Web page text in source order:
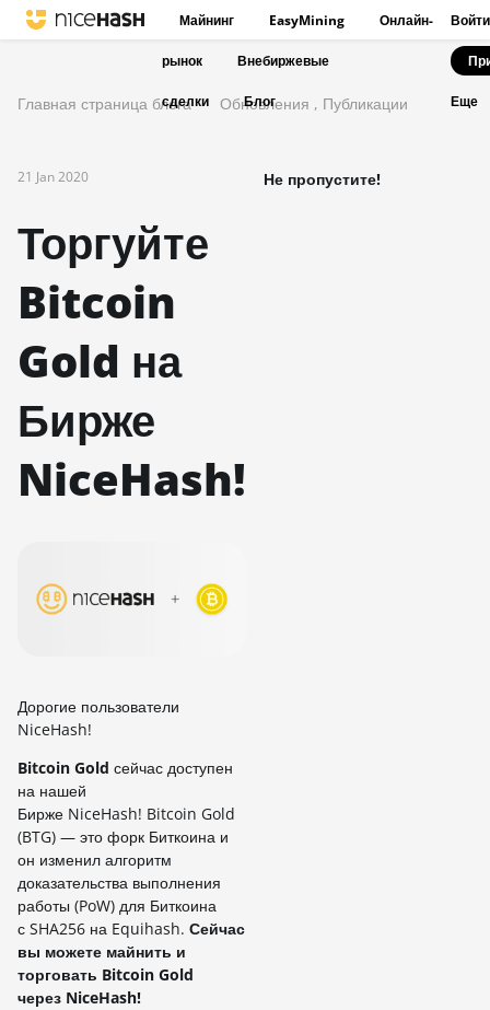
Майнинг EasyMining Онлайн-
рынок Внебиржевые
сделки Блог
Войти
Еще
Главная страница блога Обновления , Публикации
21 Jan 2020
Торгуйте
Bitcoin
Gold на
Бирже
NiceHash!
Дорогие пользователи
NiceHash!
Bitcoin Gold сейчас доступен
на нашей
Бирже NiceHash! Bitcoin Gold
(BTG) — это форк Биткоина и
он изменил алгоритм
доказательства выполнения
работы (PoW) для Биткоина
с SHA256 на Equihash. Сейчас
вы можете майнить и
торговать Bitcoin Gold
через NiceHash!
Не пропустите!